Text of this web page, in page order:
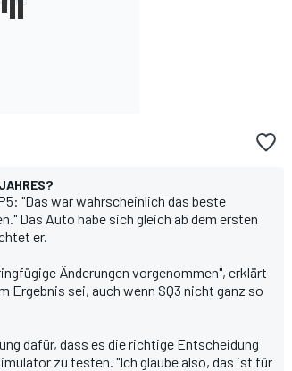
"Das war wahrscheinlich das beste
Das Auto habe sich gleich ab dem ersten
er.
Änderungen vorgenommen", erklärt
Ergebnis sei, auch wenn SQ3 nicht ganz so
dafür, dass es die richtige Entscheidung
zu testen. "Ich glaube also, das ist für